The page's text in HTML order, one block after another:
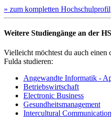
» zum kompletten Hochschulprofil
Weitere Studiengänge an der
Vielleicht möchtest du auch einen
Fulda studieren:
Angewandte Informatik -
Betriebswirtschaft
Electronic Business
Gesundheitsmanagement
Intercultural